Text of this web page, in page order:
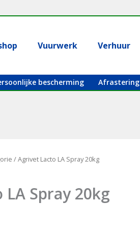
Vuurwerk Verhuur
bescherming Afrastering
/ Agrivet Lacto LA Spray 20kg
Spray 20kg